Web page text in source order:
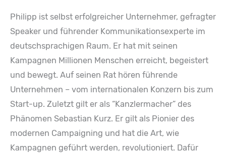
Philipp ist selbst erfolgreicher Unternehmer, gefragter
Speaker und führender Kommunikationsexperte im
deutschsprachigen Raum. Er hat mit seinen
Kampagnen Millionen Menschen erreicht, begeistert
und bewegt. Auf seinen Rat hören führende
Unternehmen – vom internationalen Konzern bis zum
Start-up. Zuletzt gilt er als “Kanzlermacher” des
Phänomen Sebastian Kurz. Er gilt als Pionier des
modernen Campaigning und hat die Art, wie
Kampagnen geführt werden, revolutioniert. Dafür